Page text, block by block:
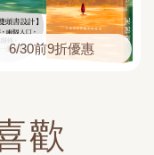
6/30前9折優惠
歡